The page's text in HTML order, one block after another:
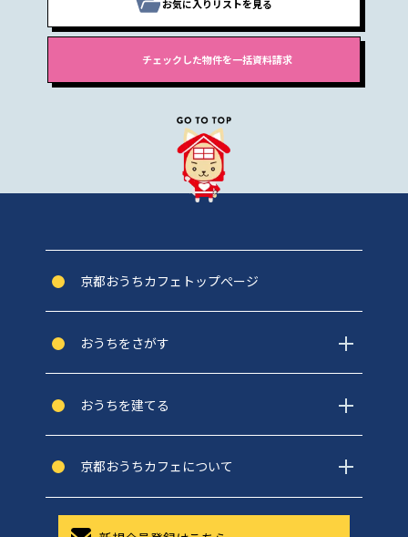
お気に入りリストを見る
京都おうちカフェトップぺージ
おうちをさがす
おうちを建てる
京都おうちカフェについて